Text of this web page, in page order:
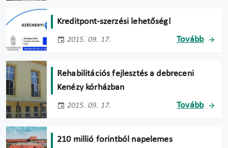
Kreditpont-szerzési lehetőség!
2015. 09. 17. Tovább
Rehabilitációs fejlesztés a debreceni
Kenézy kórházban
2015. 09. 17. Tovább
210 millió forintból napelemes